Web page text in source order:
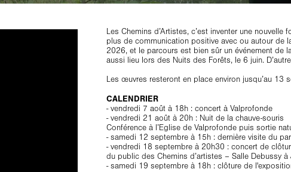
Les Chemins d’Artistes, c’est inventer une
plus de communication positive avec ou autour de
2026, et le parcours est bien sûr un événement de
aussi lieu lors des Nuits des Forêts, le 6 juin.
Les œuvres resteront en place environ jusqu’au 13
CALENDRIER
- vendredi 7 août à 18h : concert à Valprofonde
- vendredi 21 août à 20h : Nuit de la chauve-souris
Conférence à l’Eglise de Valprofonde puis sortie
- samedi 12 septembre à 15h : dernière visite du
- vendredi 18 septembre à 20h30 : concert de
du public des Chemins d’artistes – Salle Debussy à
- samedi 19 septembre à 18h : clôture de